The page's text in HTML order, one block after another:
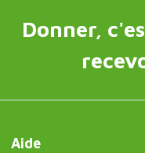
Donner,
Aide